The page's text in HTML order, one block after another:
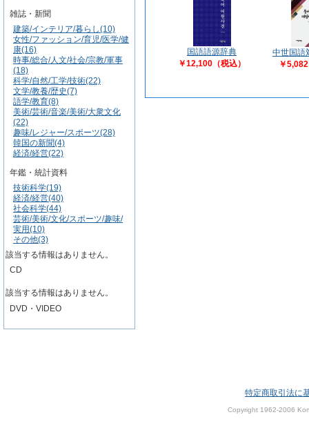
雑誌・新聞
建築/インテリア/暮らし(10)
女性/ファッション/育児/医学/健
康(16)
時事/総合/人文/社会/宗教/軍事
(18)
科学/自然/工学/技術(22)
文学/教養/歴史(7)
語学/教育(8)
美術/芸術/音楽/美術/大衆文化
(22)
趣味/レジャー/スポーツ(28)
韓国の新聞(4)
経済/経営(22)
年鑑・統計資料
技術科学(19)
経済/経営(40)
社会科学(44)
芸術/美術/文化/スポーツ/趣味/
実用(10)
その他(3)
該当する情報はありません。
CD
該当する情報はありません。
DVD・VIDEO
国語語源辞典
￥12,100（税込）
中世国語
￥
特定商取引法に
Copyright 1962-2006